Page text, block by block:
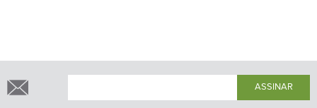
ASSINAR